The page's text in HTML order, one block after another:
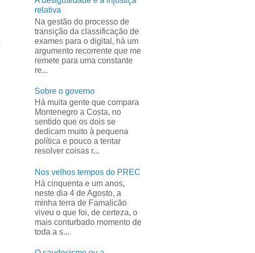
relativa
Na gestão do processo de
transição da classificação de
exames para o digital, há um
argumento recorrente que me
remete para uma constante
re...
Sobre o governo
Há muita gente que compara
Montenegro a Costa, no
sentido que os dois se
dedicam muito à pequena
política e pouco a tentar
resolver coisas r...
Nos velhos tempos do PREC
Há cinquenta e um anos,
neste dia 4 de Agosto, a
minha terra de Famalicão
viveu o que foi, de certeza, o
mais conturbado momento de
toda a s...